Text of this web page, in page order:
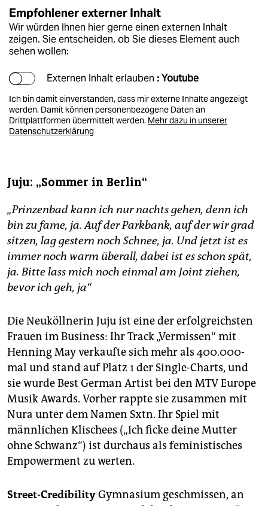
Empfohlener externer Inhalt
Wir würden Ihnen hier gerne einen externen Inhalt
zeigen. Sie entscheiden, ob Sie dieses Element auch
sehen wollen:
Externen Inhalt erlauben : Youtube
Ich bin damit einverstanden, dass mir externe Inhalte angezeigt
werden. Damit können personenbezogene Daten an
Drittplattformen übermittelt werden. Mehr dazu in unserer
Datenschutzerklärung
Juju: „Sommer in Berlin“
„Prinzenbad kann ich nur nachts gehen, denn ich
bin zu fame, ja. Auf der Parkbank, auf der wir grad
sitzen, lag gestern noch Schnee, ja. Und jetzt ist es
immer noch warm überall, dabei ist es schon spät,
ja. Bitte lass mich noch einmal am Joint ziehen,
bevor ich geh, ja“
Die Neuköllnerin Juju ist eine der erfolgreichsten
Frauen im Business: Ihr Track „Vermissen“ mit
Henning May verkaufte sich mehr als 400.000-
mal und stand auf Platz 1 der Single-Charts, und
sie wurde Best German Artist bei den MTV Europe
Musik Awards. Vorher rappte sie zusammen mit
Nura unter dem Namen Sxtn. Ihr Spiel mit
männlichen Klischees („Ich ficke deine Mutter
ohne Schwanz“) ist durchaus als feministisches
Empowerment zu werten.
Street-CredibilityGymnasium geschmissen, an